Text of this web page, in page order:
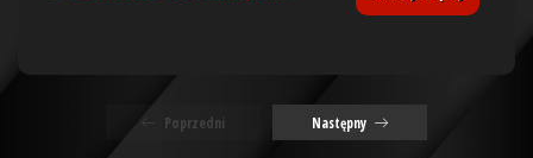
Poprzedni Następny